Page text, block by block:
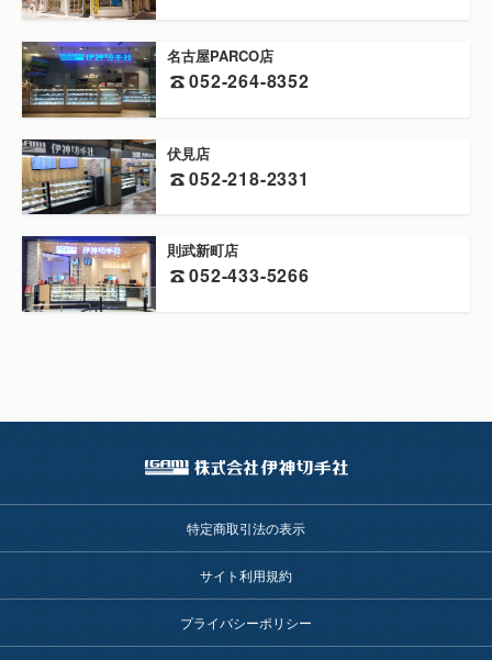
名古屋PARCO店
052-264-8352
伏見店
052-218-2331
則武新町店
052-433-5266
特定商取引法の表示
サイト利用規約
プライバシーポリシー